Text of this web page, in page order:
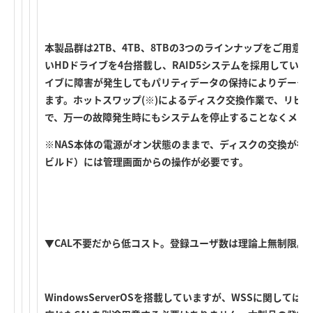
本製品群は2TB、4TB、8TBの3つのラインナップをご用意
いHDドライブを4台搭載し、RAID5システムを採用してい
イブに障害が発生してもパリティデータの保持によりデー
ます。ホットスワップ(※)によるディスク交換作業で、リビ
で、万一の故障発生時にもシステムを停止することなくメン
※NAS本体の電源がオン状態のままで、ディスクの交換が行
ビルド）には管理画面からの操作が必要です。
▼CAL不要だから低コスト。登録ユーザ数は理論上無制限
WindowsServerOSを搭載していますが、WSSに関しては